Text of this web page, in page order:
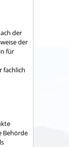
der
der
für
fachlich
Behörde